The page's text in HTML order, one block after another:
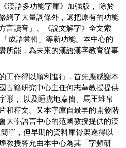
漢語多功能字庫》加強版， 除於
繕了大量詞條外，還把原有的功能
言讀音」、《說文解字》全文索
成語彙輯」等新功能。本中心的
所能，為未來的漢語漢字教育從事
工作得以順利進行，首先應感謝本
古籍研究中心主任何志華教授提供
形， 以及睡虎地秦簡、馬王堆帛
和釋文。又本字庫自最早的開發階
大學語言中心的范國教授提供的漢
單，但早期的資料庫骨架遂得以
教授答允由本中心為其「字頻研